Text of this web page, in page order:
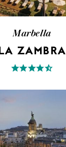
Marbella
LA ZAMBRA